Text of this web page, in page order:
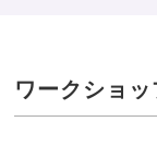
ワークショ